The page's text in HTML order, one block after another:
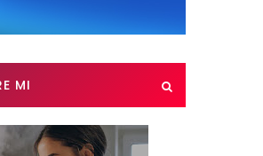
MI